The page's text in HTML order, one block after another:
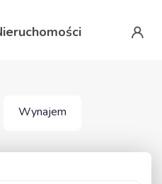
Wynajem